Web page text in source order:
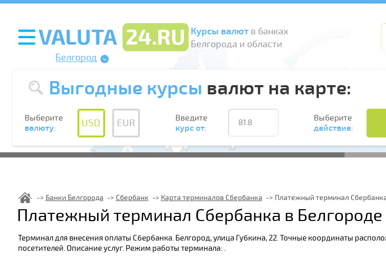
Курсы валютв банках
Белгорода и области
Белгород
Выгодные курсы валют на карте:
Выберите
валюту: USD EUR
Введите
курс от:
Выберите
действие:
Банки Белгорода Сбербанк Карта терминалов Сбербанка Платежный терминал
Платежный терминал Сбербанка в Белгороде
Терминал для внесения оплаты Сбербанка. Белгород, улица Губкина, 22. Точные координаты
посетителей. Описание услуг. Режим работы терминала: .